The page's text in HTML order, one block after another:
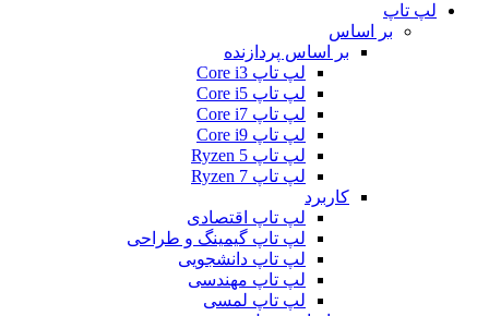
لپ تاپ
بر اساس
بر اساس پردازنده
لپ تاپ Core i3
لپ تاپ Core i5
لپ تاپ Core i7
لپ تاپ Core i9
لپ تاپ Ryzen 5
لپ تاپ Ryzen 7
کاربرد
لپ تاپ اقتصادی
لپ تاپ گیمینگ و طراحی
لپ تاپ دانشجویی
لپ تاپ مهندسی
لپ تاپ لمسی